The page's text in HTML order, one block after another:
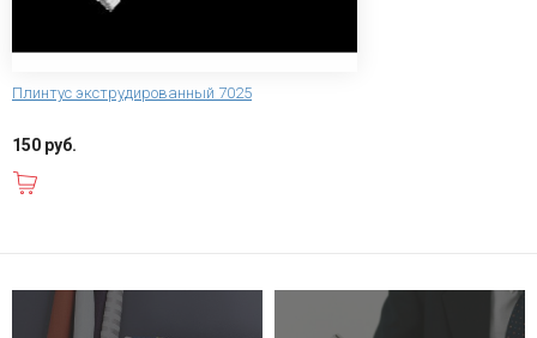
Плинтус экструдированный 7025
150 руб.